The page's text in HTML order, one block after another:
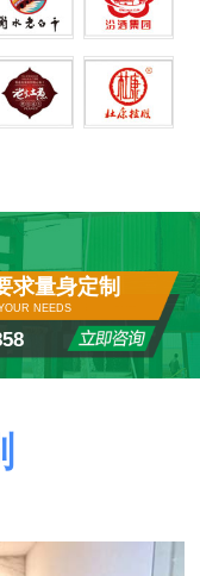
求量身定制
NEEDS